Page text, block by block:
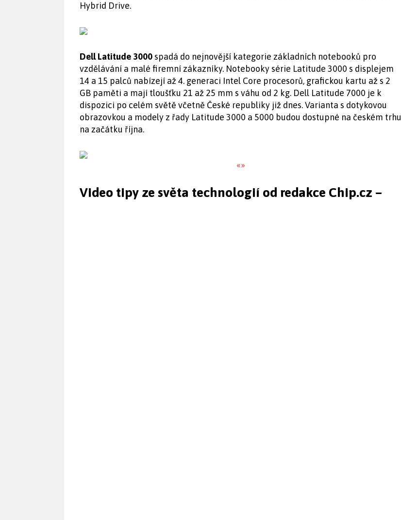
Hybrid Drive.
Dell Latitude 3000spadá do nejnovější kategorie základních notebooků pro
vzdělávání a malé firemní zákazníky. Notebooky série Latitude 3000 s displejem
14 a 15 palců nabízejí až 4. generaci Intel Core procesorů, grafickou kartu až s 2
GB paměti a mají tloušťku 21 až 25 mm s váhu od 2 kg. Dell Latitude 7000 je k
dispozici po celém světě včetně České republiky již dnes. Varianta s dotykovou
obrazovkou a modely z řady Latitude 3000 a 5000 budou dostupné na českém trhu
na začátku října.
«»
Video tipy ze světa technologií od redakce Chip.cz –